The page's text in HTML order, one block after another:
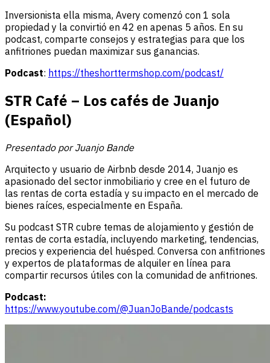
Inversionista ella misma, Avery comenzó con 1 sola
propiedad y la convirtió en 42 en apenas 5 años. En su
podcast, comparte consejos y estrategias para que los
anfitriones puedan maximizar sus ganancias.
Podcast: https://theshorttermshop.com/podcast/
STR Café – Los cafés de Juanjo
(Español)
Presentado por Juanjo Bande
Arquitecto y usuario de Airbnb desde 2014, Juanjo es
apasionado del sector inmobiliario y cree en el futuro de
las rentas de corta estadía y su impacto en el mercado de
bienes raíces, especialmente en España.
Su podcast STR cubre temas de alojamiento y gestión de
rentas de corta estadía, incluyendo marketing, tendencias,
precios y experiencia del huésped. Conversa con anfitriones
y expertos de plataformas de alquiler en línea para
compartir recursos útiles con la comunidad de anfitriones.
Podcast:
https://www.youtube.com/@JuanJoBande/podcasts